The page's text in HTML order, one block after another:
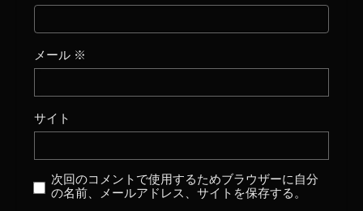
メール ※
サイト
次回のコメントで使用するためブラウザーに自分
の名前、メールアドレス、サイトを保存する。